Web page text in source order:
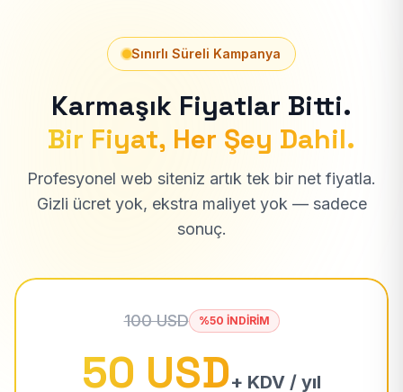
Sınırlı Süreli Kampanya
Karmaşık Fiyatlar Bitti.
Bir Fiyat, Her Şey Dahil.
Profesyonel web siteniz artık tek bir net fiyatla.
Gizli ücret yok, ekstra maliyet yok — sadece
sonuç.
100 USD %50 İNDİRİM
50 USD+ KDV / yıl